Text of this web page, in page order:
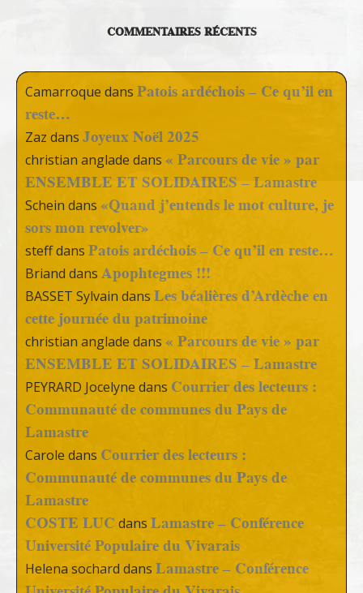
COMMENTAIRES RÉCENTS
Camarroque dans Patois ardéchois – Ce qu’il en
reste…
Zaz dans Joyeux Noël 2025
christian anglade dans « Parcours de vie » par
ENSEMBLE ET SOLIDAIRES – Lamastre
Schein dans «Quand j’entends le mot culture, je
sors mon revolver»
steffdans Patois ardéchois – Ce qu’il en reste…
Briand dans Apophtegmes !!!
BASSET Sylvain dans Les béalières d’Ardèche en
cette journée du patrimoine
christian anglade dans « Parcours de vie » par
ENSEMBLE ET SOLIDAIRES – Lamastre
PEYRARD Jocelyne dans Courrier des lecteurs :
Communauté de communes du Pays de
Lamastre
Carole dans Courrier des lecteurs :
Communauté de communes du Pays de
Lamastre
COSTE LUC dans Lamastre – Conférence
Université Populaire du Vivarais
Helena sochard dans Lamastre – Conférence